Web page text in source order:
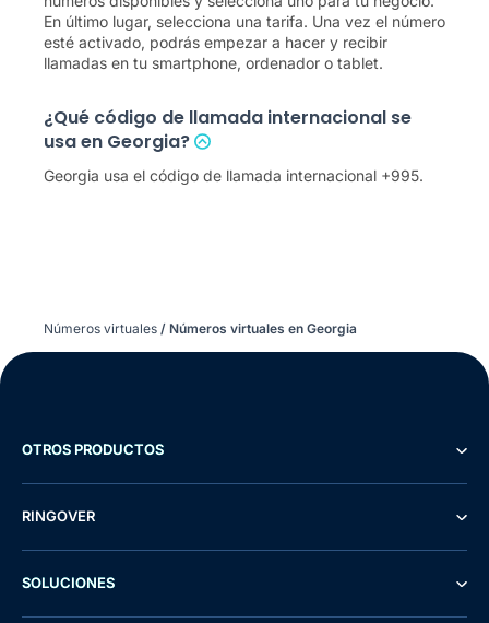
En último lugar, selecciona una tarifa. Una vez el número
esté activado, podrás empezar a hacer y recibir
llamadas en tu smartphone, ordenador o tablet.
¿Qué código de llamada internacional se
usa en Georgia?
Georgia usa el código de llamada internacional +995.
Números virtuales / Números virtuales en Georgia
OTROS PRODUCTOS
RINGOVER
SOLUCIONES